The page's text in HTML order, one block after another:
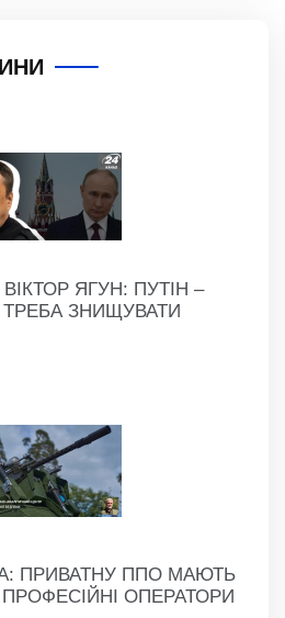
ЯГУН: ПУТІН –
ЗНИЩУВАТИ
ПРИВАТНУ ППО МАЮТЬ
ОПЕРАТОРИ